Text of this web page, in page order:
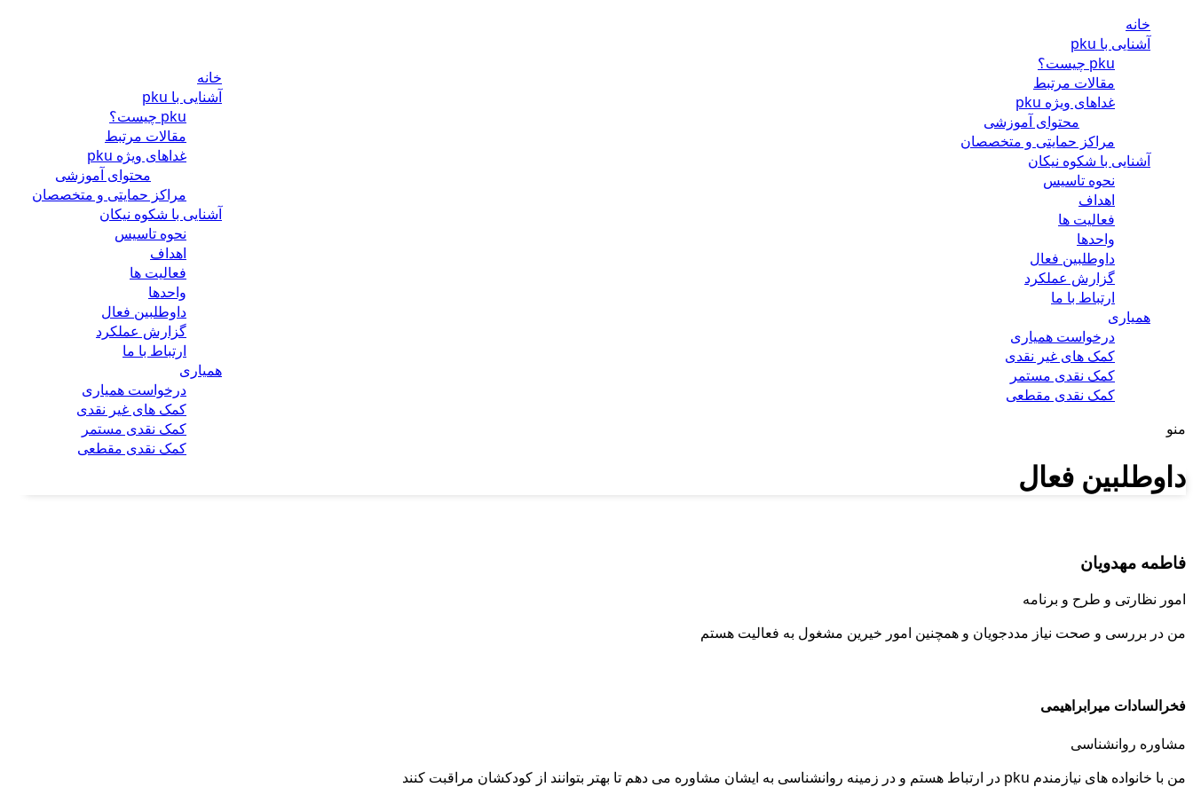
خانه
آشنایی با pku
pku چیست؟
مقالات مرتبط
غداهای ویژه pku
محتوای آموزشی
مراکز حمایتی و متخصصان
آشنایی با شکوه نیکان
نحوه تاسیس
اهداف
فعالیت ها
واحدها
داوطلبین فعال
گزارش عملکرد
ارتباط با ما
همیاری
درخواست همیاری
کمک های غیر نقدی
کمک نقدی مستمر
کمک نقدی مقطعی
منو
خانه
آشنایی با pku
pku چیست؟
مقالات مرتبط
غداهای ویژه pku
محتوای آموزشی
مراکز حمایتی و متخصصان
آشنایی با شکوه نیکان
نحوه تاسیس
اهداف
فعالیت ها
واحدها
داوطلبین فعال
گزارش عملکرد
ارتباط با ما
همیاری
درخواست همیاری
کمک های غیر نقدی
کمک نقدی مستمر
کمک نقدی مقطعی
داوطلبین فعال
فاطمه مهدویان
امور نظارتی و طرح و برنامه
من در بررسی و صحت نیاز مددجویان و همچنین امور خیرین مشغول به فعالیت هستم
فخرالسادات میرابراهیمی
مشاوره روانشناسی
من با خانواده های نیازمندم pku در ارتباط هستم و در زمینه روانشناسی به ایشان مشاوره می دهم تا بهتر بتوانند از کودکشان مراقبت کنند